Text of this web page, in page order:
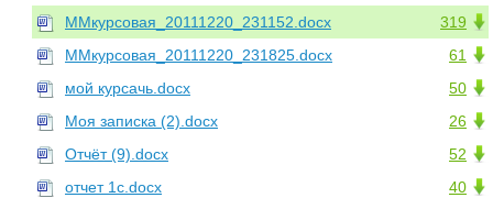
319
ММкурсовая_20111220_231152.docx
61
ММкурсовая_20111220_231825.docx
50
мой курсачь.docx
26
Моя записка (2).docx
52
Отчёт (9).docx
40
отчет 1с.docx